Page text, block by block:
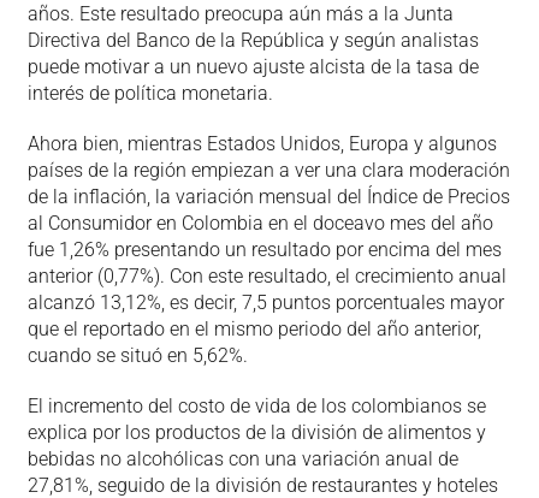
años. Este resultado preocupa aún más a la Junta
Directiva del Banco de la República y según analistas
puede motivar a un nuevo ajuste alcista de la tasa de
interés de política monetaria.
Ahora bien, mientras Estados Unidos, Europa y algunos
países de la región empiezan a ver una clara moderación
de la inflación, la variación mensual del Índice de Precios
al Consumidor en Colombia en el doceavo mes del año
fue 1,26% presentando un resultado por encima del mes
anterior (0,77%). Con este resultado, el crecimiento anual
alcanzó 13,12%, es decir, 7,5 puntos porcentuales mayor
que el reportado en el mismo periodo del año anterior,
cuando se situó en 5,62%.
El incremento del costo de vida de los colombianos se
explica por los productos de la división de alimentos y
bebidas no alcohólicas con una variación anual de
27,81%, seguido de la división de restaurantes y hoteles